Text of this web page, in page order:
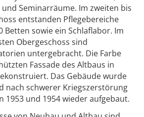
Seminarräume. Im zweiten bis
entstanden Pflegebereiche
Betten sowie ein Schlaflabor. Im
Obergeschoss sind
untergebracht. Die Farbe
Fassade des Altbaus in
Das Gebäude wurde
nach schwerer Kriegszerstörung
1953 und 1954 wieder aufgebaut.